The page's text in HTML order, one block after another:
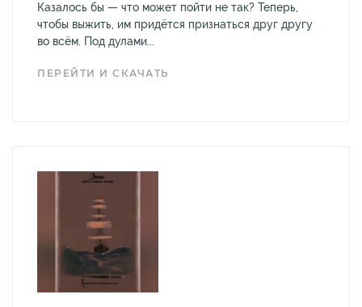
Казалось бы — что может пойти не так? Теперь,
чтобы выжить, им придётся признаться друг другу
во всём. Под дулами...
ПЕРЕЙТИ И СКАЧАТЬ